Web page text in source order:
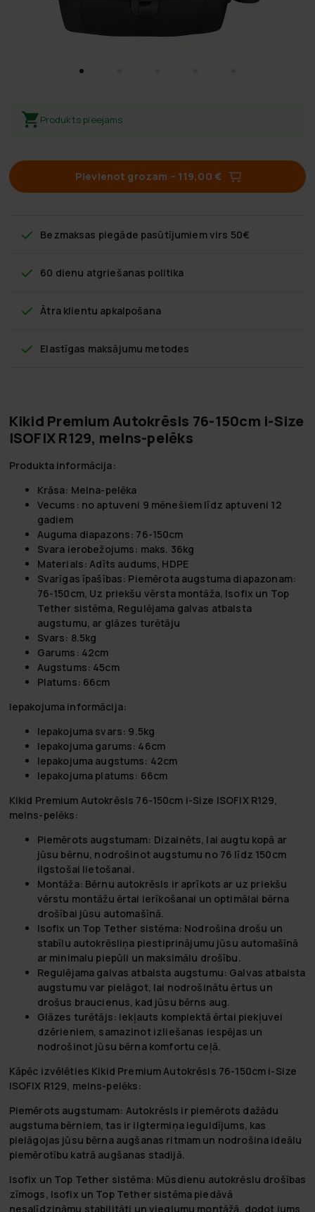
Produkts pieejams
Pievienot grozam – 119,00 €
Bezmaksas piegāde pasūtījumiem virs 50€
60 dienu atgriešanas politika
Ātra klientu apkalpošana
Elastīgas maksājumu metodes
Kikid Premium Autokrēsls 76-150cm i-Size
ISOFIX R129, melns-pelēks
Produkta informācija:
Krāsa: Melna-pelēka
Vecums: no aptuveni 9 mēnešiem līdz aptuveni 12
gadiem
Auguma diapazons: 76-150cm
Svara ierobežojums: maks. 36kg
Materials: Adīts audums, HDPE
Svarīgas īpašības: Piemērota augstuma diapazonam:
76-150cm, Uz priekšu vērsta montāža, Isofix un Top
Tether sistēma, Regulējama galvas atbalsta
augstumu, ar glāzes turētāju
Svars: 8.5kg
Garums: 42cm
Augstums: 45cm
Platums: 66cm
Iepakojuma informācija:
Iepakojuma svars: 9.5kg
Iepakojuma garums: 46cm
Iepakojuma augstums: 42cm
Iepakojuma platums: 66cm
Kikid Premium Autokrēsls 76-150cm i-Size ISOFIX R129,
melns-pelēks:
Piemērots augstumam: Dizainēts, lai augtu kopā ar
jūsu bērnu, nodrošinot augstumu no 76 līdz 150cm
ilgstošai lietošanai.
Montāža: Bērnu autokrēsls ir aprīkots ar uz priekšu
vērstu montāžu ērtai ierīkošanai un optimālai bērna
drošībai jūsu automašīnā.
Isofix un Top Tether sistēma: Nodrošina drošu un
stabīlu autokrēsliņa piestiprinājumu jūsu automašīnā
ar minimalu piepūli un maksimālu drošību.
Regulējama galvas atbalsta augstumu: Galvas atbalsta
augstumu var pielāgot, lai nodrošinātu ērtus un
drošus braucienus, kad jūsu bērns aug.
Glāzes turētājs: Iekļauts komplektā ērtai piekļuvei
dzērieniem, samazinot izliešanas iespējas un
nodrošinot jūsu bērna komfortu ceļā.
Kāpēc izvēlēties Kikid Premium Autokrēsls 76-150cm i-Size
ISOFIX R129, melns-pelēks:
Piemērots augstumam: Autokrēsls ir piemērots dažādu
augstuma bērniem, tas ir ilgtermiņa ieguldījums, kas
pielāgojas jūsu bērna augšanas ritmam un nodrošina ideālu
piemērotību katrā augšanas stadijā.
Isofix un Top Tether sistēma: Mūsdienu autokrēslu drošības
zīmogs, Isofix un Top Tether sistēma piedāvā
nesalīdzināmu stabilitāti un vieglumu montāžā, dodot jums